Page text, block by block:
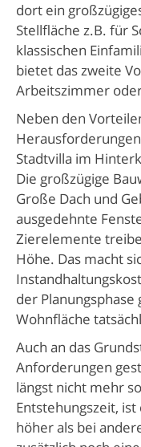
dort ein
Stellfläche z.B. für
klassischen
bietet das zweite
Arbeitszimmer
Neben den
Stadtvilla im
Die großzügige
Große Dach und
ausgedehnte
Zierelemente
Höhe. Das macht
der
Wohnfläche
Auch an das
Anforderungen
längst nicht mehr
Entstehungszeit,
höher als bei